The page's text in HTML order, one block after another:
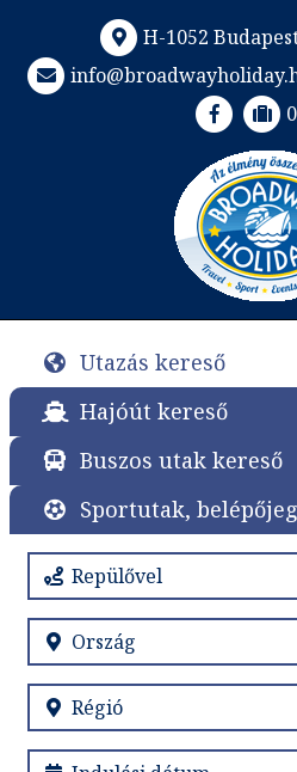
H-1052
0
Utazás kereső
Hajóút kereső
Buszos utak kereső
Sportutak,